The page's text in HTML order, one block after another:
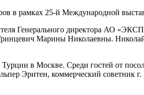
в рамках 25-й Международной
Генерального директора АО
Марины Николаевны. Николай
в Москве. Среди гостей от
Эритен, коммерческий советник